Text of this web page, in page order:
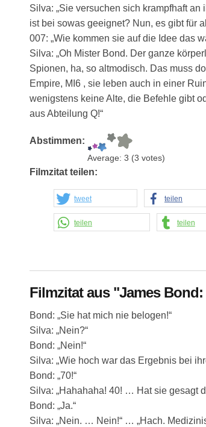
Silva: „Sie versuchen sich krampfhaft
ist bei sowas geeignet? Nun, es gibt für
007: „Wie kommen sie auf die Idee das
Silva: „Oh Mister Bond. Der ganze
Spionen, ha, so altmodisch. Das muss
Empire, MI6 , sie leben auch in einer
wenigstens keine Alte, die Befehle gibt
aus Abteilung Q!“
Abstimmen:
Average: 3 (3 votes)
Filmzitat teilen:
tweet teilen
teilen teilen
Filmzitat aus "James
Bond: „Sie hat mich nie belogen!“
Silva: „Nein?“
Bond: „Nein!“
Silva: „Wie hoch war das Ergebnis bei
Bond: „70!“
Silva: „Hahahaha! 40! … Hat sie gesagt
Bond: „Ja.“
Silva: „Nein. … Nein!“ … „Hach.